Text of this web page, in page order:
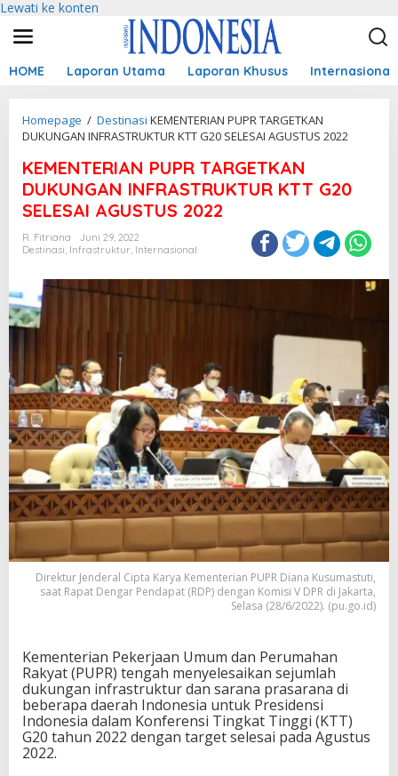
Lewati ke konten
HOME Laporan Utama Laporan Khusus Internasional
Homepage / Destinasi KEMENTERIAN PUPR TARGETKAN
DUKUNGAN INFRASTRUKTUR KTT G20 SELESAI AGUSTUS 2022
KEMENTERIAN PUPR TARGETKAN
DUKUNGAN INFRASTRUKTUR KTT G20
SELESAI AGUSTUS 2022
R. Fitriana
Juni 29, 2022
Destinasi, Infrastruktur, Internasional
Direktur Jenderal Cipta Karya Kementerian PUPR Diana Kusumastuti,
saat Rapat Dengar Pendapat (RDP) dengan Komisi V DPR di Jakarta,
Selasa (28/6/2022). (pu.go.id)
Kementerian Pekerjaan Umum dan Perumahan
Rakyat (PUPR) tengah menyelesaikan sejumlah
dukungan infrastruktur dan sarana prasarana di
beberapa daerah Indonesia untuk Presidensi
Indonesia dalam Konferensi Tingkat Tinggi (KTT)
G20 tahun 2022 dengan target selesai pada Agustus
2022.